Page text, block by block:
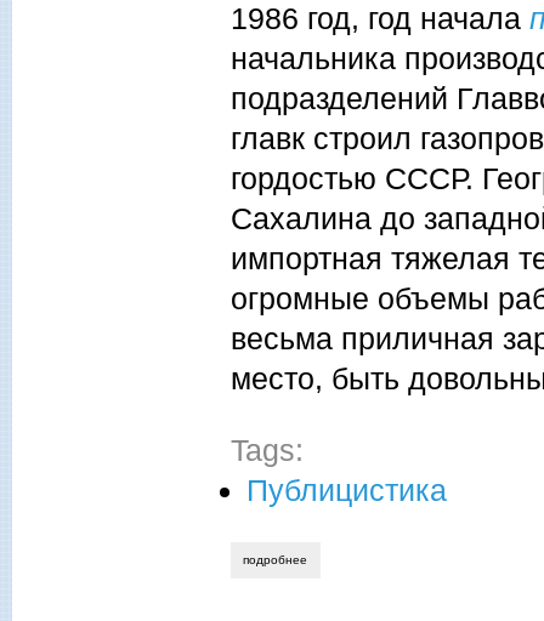
1986 год, год начала
начальника
подразделений
главк строил
гордостью СССР.
Сахалина до
импортная тяжелая
огромные объемы
весьма приличная
место, быть
Tags:
Публицистика
подробнее